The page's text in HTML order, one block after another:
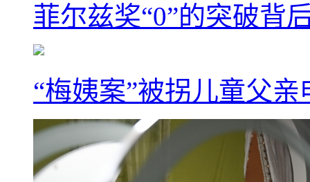
菲尔兹奖“0”的突破背
“梅姨案”被拐儿童父